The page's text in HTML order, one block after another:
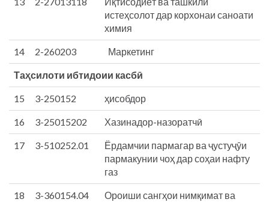
истеҳсолот дар корхонаи саноати
химия
14 2-260203 Маркетинг
Таҳсилоти ибтидоии касбӣ
15 3-250152 ҳисобдор
16 3-25015202 Хазинадор-назоратчӣ
17 3-510252.01
Ёрдамчии пармагар ва ҷустуҷӯи
пармакунии чоҳ дар соҳаи нафту
газ
18 3-360154.04
Ороиши сангҳои нимқимат ва